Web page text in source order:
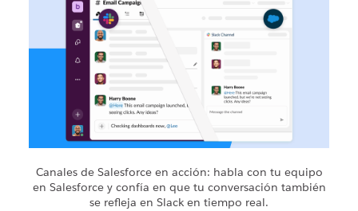
Canales de Salesforce en acción: habla con tu equipo
en Salesforce y confía en que tu conversación también
se refleja en Slack en tiempo real.